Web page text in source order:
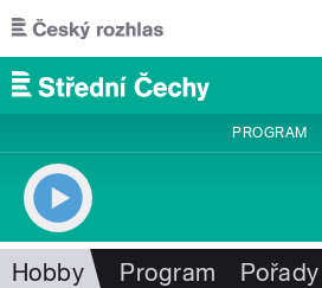
Přejít k hlavnímu obsahu
PROGRAM
Hobby Program Pořady